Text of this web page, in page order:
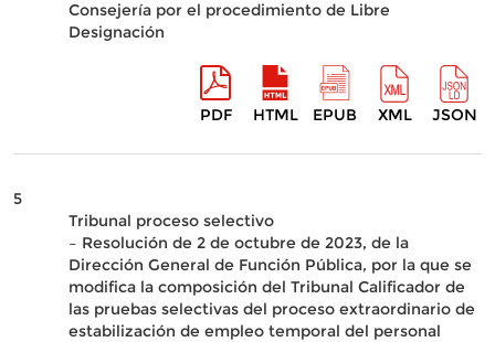
Consejería por el procedimiento de Libre
Designación
PDF HTML EPUB XML JSON
5
Tribunal proceso selectivo
– Resolución de 2 de octubre de 2023, de la
Dirección General de Función Pública, por la que se
modifica la composición del Tribunal Calificador de
las pruebas selectivas del proceso extraordinario de
estabilización de empleo temporal del personal